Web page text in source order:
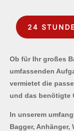
24
Ob für Ihr großes
umfassenden
vermietet die
und das benötigte
In unserem
Bagger, Anhänger,